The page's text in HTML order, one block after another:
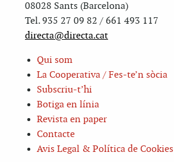
08028 Sants (Barcelona)
Tel. 935 27 09 82 / 661 493 117
directa@directa.cat
Qui som
La Cooperativa / Fes-te’n sòcia
Subscriu-t’hi
Botiga en línia
Revista en paper
Contacte
Avis Legal & Política de Cookies